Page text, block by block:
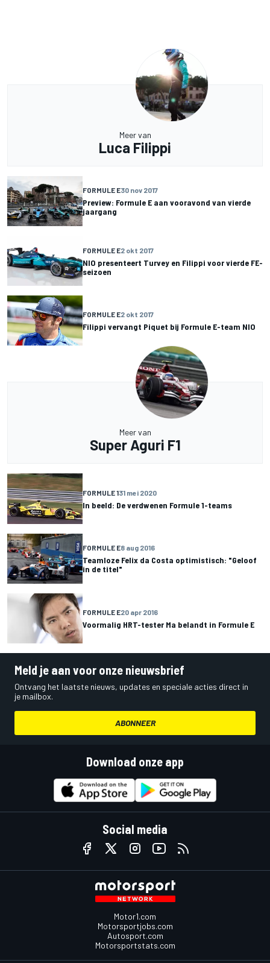
Meer van
Luca Filippi
FORMULE E30 nov 2017
Preview: Formule E aan vooravond van vierde
jaargang
FORMULE E2 okt 2017
NIO presenteert Turvey en Filippi voor vierde FE-
seizoen
FORMULE E2 okt 2017
Filippi vervangt Piquet bij Formule E-team NIO
Meer van
Super Aguri F1
FORMULE 131 mei 2020
In beeld: De verdwenen Formule 1-teams
FORMULE E8 aug 2016
Teamloze Felix da Costa optimistisch: "Geloof
in de titel"
FORMULE E20 apr 2016
Voormalig HRT-tester Ma belandt in Formule E
Meld je aan voor onze nieuwsbrief
Ontvang het laatste nieuws, updates en speciale acties direct in
je mailbox.
ABONNEER
Download onze app
Social media
Motor1.com
Motorsportjobs.com
Autosport.com
Motorsportstats.com